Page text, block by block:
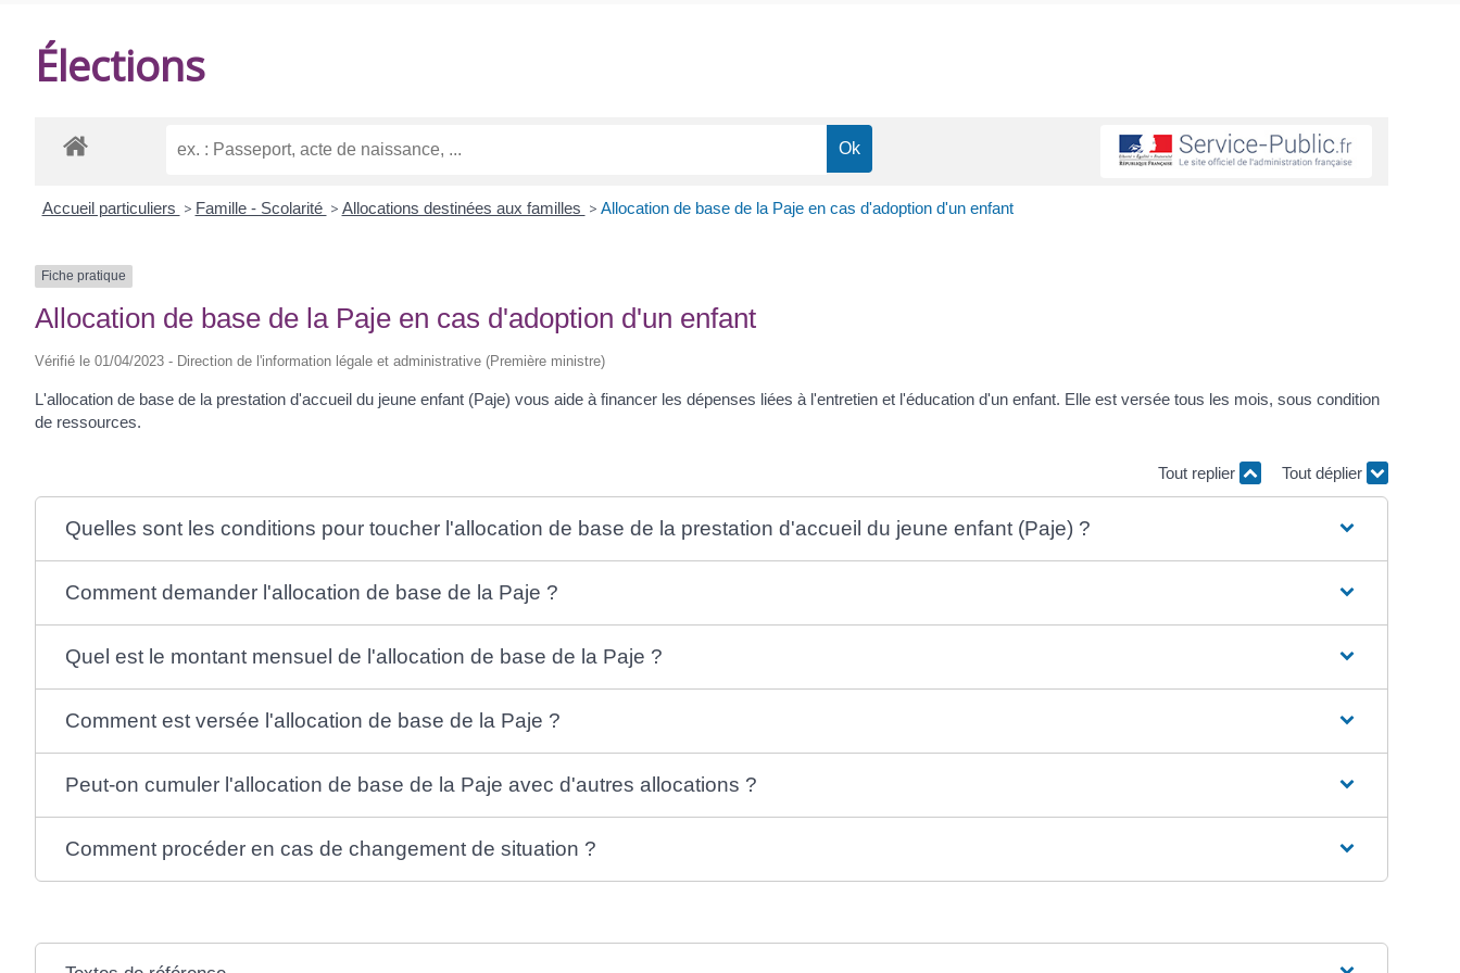
Élections
Accueil particuliers > Famille - Scolarité > Allocations destinées aux familles > Allocation de base de la Paje en cas d'adoption d'un enfant
Fiche pratique
Allocation de base de la Paje en cas d'adoption d'un enfant
Vérifié le 01/04/2023 - Direction de l'information légale et administrative (Première ministre)
L'allocation de base de la prestation d'accueil du jeune enfant (Paje) vous aide à financer les dépenses liées à l'entretien et l'éducation d'un enfant. Elle est versée tous les mois, sous condition
de ressources.
Tout replier Tout déplier
Quelles sont les conditions pour toucher l'allocation de base de la prestation d'accueil du jeune enfant (Paje) ?
Comment demander l'allocation de base de la Paje ?
Quel est le montant mensuel de l'allocation de base de la Paje ?
Comment est versée l'allocation de base de la Paje ?
Peut-on cumuler l'allocation de base de la Paje avec d'autres allocations ?
Comment procéder en cas de changement de situation ?